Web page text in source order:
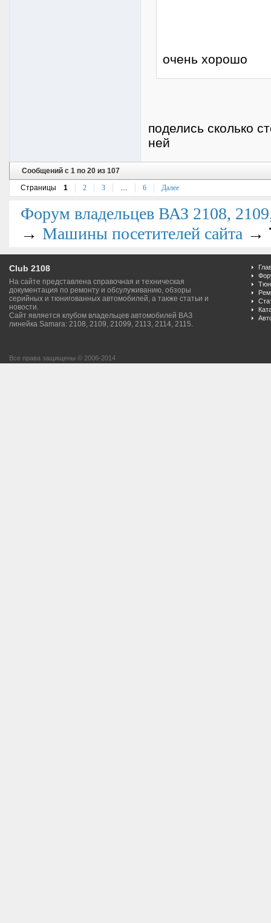
очень хорошо
поделись сколько
ней
Сообщений с 1 по 20 из 107
Страницы
1 2 3 … 6 Далее
Форум владельцев ВАЗ 2108,
→ Машины посетителей сайта →
Club 2108
На сайте представлена справочная и техническая
документация по ремонту и обсулуживанию, обзоры
серийных и тюнигованных автомобилей, а также статьи и
новости.
Сайт является клубом владельцев автомобилей ВАЗ
линейка Samara: 2108, 2109, 21099, 2113, 2114, 2115.
Все права защищены © 2006-2014